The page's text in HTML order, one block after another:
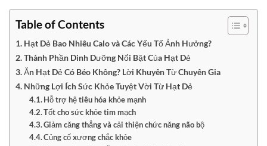
Table of Contents
Hạt Dẻ Bao Nhiêu Calo và Các Yếu Tố Ảnh Hưởng?
Thành Phần Dinh Dưỡng Nổi Bật Của Hạt Dẻ
Ăn Hạt Dẻ Có Béo Không? Lời Khuyên Từ Chuyên Gia
Những Lợi Ích Sức Khỏe Tuyệt Vời Từ Hạt Dẻ
Hỗ trợ hệ tiêu hóa khỏe mạnh
Tốt cho sức khỏe tim mạch
Giảm căng thẳng và cải thiện chức năng não bộ
Củng cố xương chắc khỏe